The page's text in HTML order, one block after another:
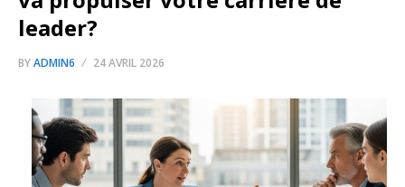
leader?
BYADMIN6 24 AVRIL 2026